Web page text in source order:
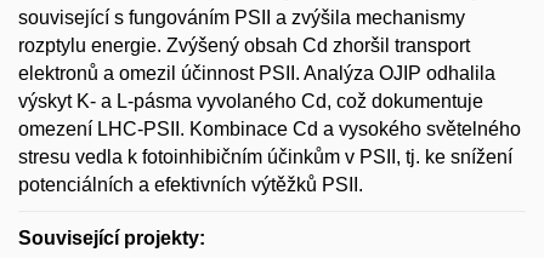
související s fungováním PSII a zvýšila mechanismy
rozptylu energie. Zvýšený obsah Cd zhoršil transport
elektronů a omezil účinnost PSII. Analýza OJIP odhalila
výskyt K- a L-pásma vyvolaného Cd, což dokumentuje
omezení LHC-PSII. Kombinace Cd a vysokého světelného
stresu vedla k fotoinhibičním účinkům v PSII, tj. ke snížení
potenciálních a efektivních výtěžků PSII.
Související projekty: